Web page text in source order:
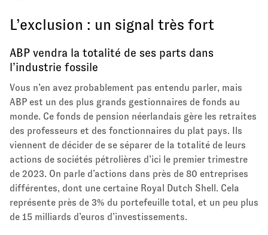
L’exclusion : un signal très fort
ABP vendra la totalité de ses parts dans
l’industrie fossile
Vous n’en avez probablement pas entendu parler, mais
ABP est un des plus grands gestionnaires de fonds au
monde. Ce fonds de pension néerlandais gère les retraites
des professeurs et des fonctionnaires du plat pays. Ils
viennent de décider de se séparer de la totalité de leurs
actions de sociétés pétrolières d’ici le premier trimestre
de 2023. On parle d’actions dans près de 80 entreprises
différentes, dont une certaine Royal Dutch Shell. Cela
représente près de 3% du portefeuille total, et un peu plus
de 15 milliards d’euros d’investissements.